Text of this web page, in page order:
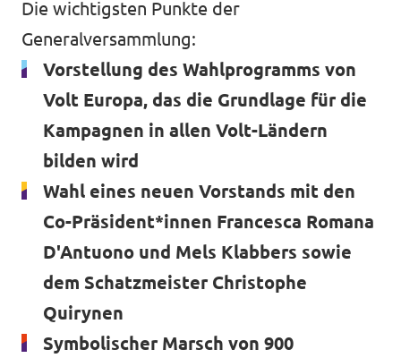
Die wichtigsten Punkte der
Generalversammlung:
Vorstellung des Wahlprogramms von
Volt Europa, das die Grundlage für die
Kampagnen in allen Volt-Ländern
bilden wird
Wahl eines neuen Vorstands mit den
Co-Präsident*innen Francesca Romana
D'Antuono und Mels Klabbers sowie
dem Schatzmeister Christophe
Quirynen
Symbolischer Marsch von 900